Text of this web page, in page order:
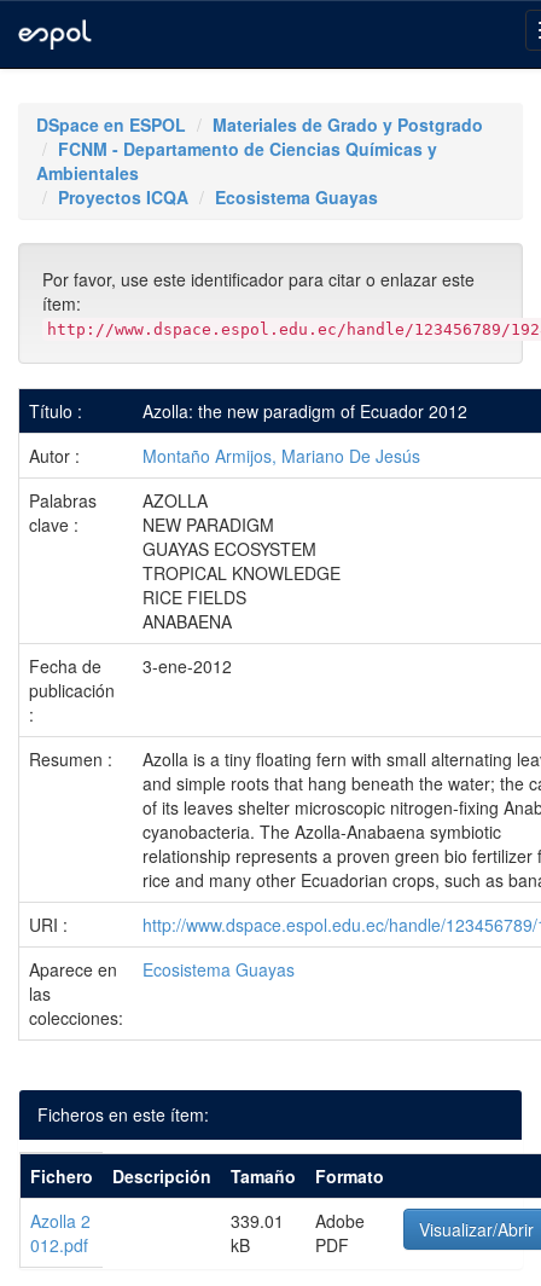
navigationDSpace en ESPOL
Materiales de Grado y Postgrado
FCNM - Departamento de Ciencias Químicas y
Ambientales
Proyectos ICQA
Ecosistema Guayas
Por favor, use este identificador para citar o enlazar este
ítem:
http://www.dspace.espol.edu.ec/handle/123456789/
Título :
Azolla: the new paradigm of Ecuador 2012
Autor :
Montaño Armijos, Mariano De Jesús
Palabras
clave :
AZOLLA
NEW PARADIGM
GUAYAS ECOSYSTEM
TROPICAL KNOWLEDGE
RICE FIELDS
ANABAENA
Fecha de
publicación
:
3-ene-2012
Resumen :
Azolla is a tiny floating fern with small alternating
and simple roots that hang beneath the water; the
of its leaves shelter microscopic nitrogen-fixing
cyanobacteria. The Azolla-Anabaena symbiotic
relationship represents a proven green bio fertilizer
rice and many other Ecuadorian crops, such as
URI :
http://www.dspace.espol.edu.ec/handle/
Aparece en
las
colecciones:
Ecosistema Guayas
Ficheros en este ítem:
Fichero Descripción Tamaño
Formato
Azolla 2
012.pdf
339.01
kB
Adobe
PDF
Visualizar/Abrir